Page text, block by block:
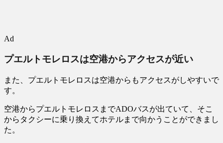
Ad
プエルトモレロスは空港からアクセスが近い
また、プエルトモレロスは空港からもアクセスがしやすいで
す。
空港からプエルトモレロスまでADOバスが出ていて、そこ
からタクシーに乗り換えてホテルまで向かうことができまし
た。